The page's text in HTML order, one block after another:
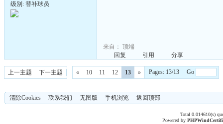
级别: 替补球员
来自： 顶端
回复
引用 分享
上一主题 下一主题 « 10 11 12 13 » Pages: 13/13 Go
清除Cookies 联系我们 无图版 手机浏览 返回顶部
Total 0.014610(s)
Powered byPHPWind